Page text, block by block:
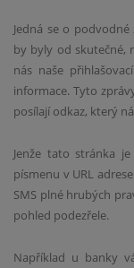
Jedná se o
by byly od skutečné,
nás naše
informace. Tyto
posílají odkaz, který
Jenže tato stránka
písmenu v URL
SMS plné hrubých
pohled podezřele.
Například u banky